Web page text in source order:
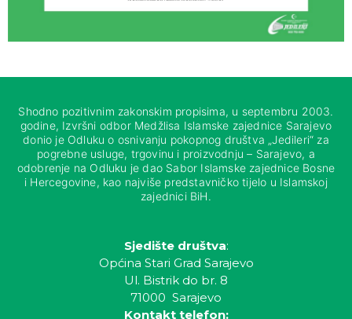
Shodno pozitivnim zakonskim propisima, u septembru 2003.
godine, Izvršni odbor Medžlisa Islamske zajednice Sarajevo
donio je Odluku o osnivanju pokopnog društva „Jedileri“ za
pogrebne usluge, trgovinu i proizvodnju – Sarajevo, a
odobrenje na Odluku je dao Sabor Islamske zajednice Bosne
i Hercegovine, kao najviše predstavničko tijelo u Islamskoj
zajednici BiH.
Sjedište društva:
Općina Stari Grad Sarajevo
Ul. Bistrik do br. 8
71000 Sarajevo
Kontakt telefon: